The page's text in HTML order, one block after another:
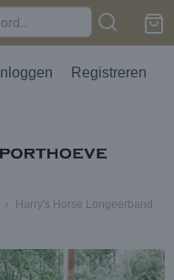
Inloggen Registreren
›
Harry's Horse Longeerband